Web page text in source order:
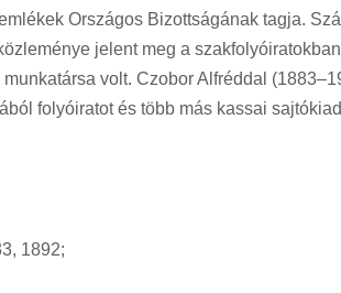
Országos Bizottságának tagja.
jelent meg a
volt. Czobor Alfréddal
folyóiratot és több más kassai
1892;